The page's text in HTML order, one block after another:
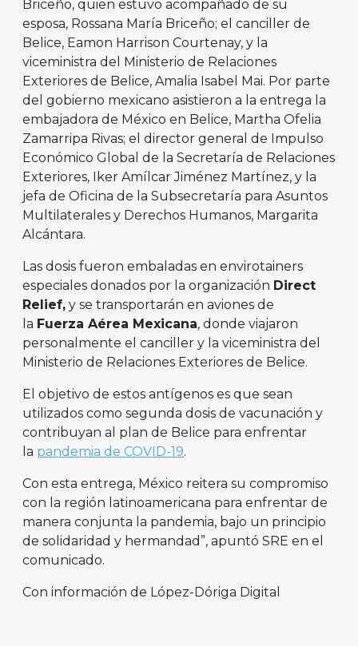
Briceño, quien estuvo acompañado de su
esposa, Rossana María Briceño; el canciller de
Belice, Eamon Harrison Courtenay, y la
viceministra del Ministerio de Relaciones
Exteriores de Belice, Amalia Isabel Mai. Por parte
del gobierno mexicano asistieron a la entrega la
embajadora de México en Belice, Martha Ofelia
Zamarripa Rivas; el director general de Impulso
Económico Global de la Secretaría de Relaciones
Exteriores, Iker Amílcar Jiménez Martínez, y la
jefa de Oficina de la Subsecretaría para Asuntos
Multilaterales y Derechos Humanos, Margarita
Alcántara.
Las dosis fueron embaladas en envirotainers
especiales donados por la organización Direct
Relief, y se transportarán en aviones de
la Fuerza Aérea Mexicana, donde viajaron
personalmente el canciller y la viceministra del
Ministerio de Relaciones Exteriores de Belice.
El objetivo de estos antígenos es que sean
utilizados como segunda dosis de vacunación y
contribuyan al plan de Belice para enfrentar
la pandemia de COVID-19.
Con esta entrega, México reitera su compromiso
con la región latinoamericana para enfrentar de
manera conjunta la pandemia, bajo un principio
de solidaridad y hermandad”, apuntó SRE en el
comunicado.
Con información de López-Dóriga Digital